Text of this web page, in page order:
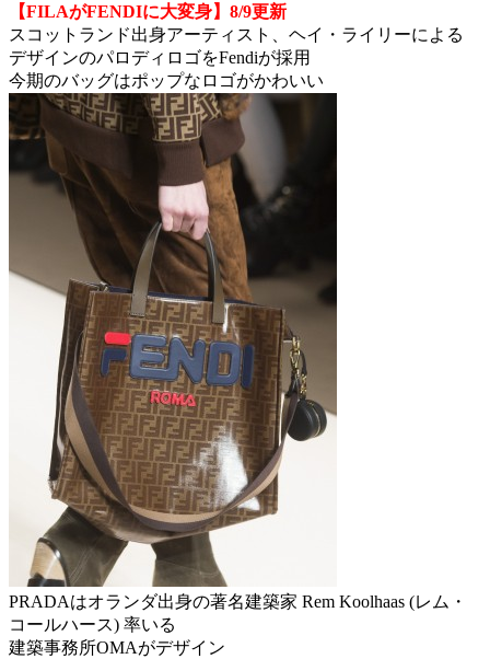
【FILAがFENDIに大変身】8/9更新
スコットランド出身アーティスト、ヘイ・ライリーによる
デザインのパロディロゴをFendiが採用
今期のバッグはポップなロゴがかわいい
PRADAはオランダ出身の著名建築家 Rem Koolhaas (レム・
コールハース) 率いる
建築事務所OMAがデザイン